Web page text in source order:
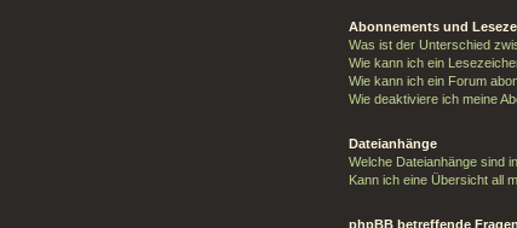
Abonnements und
Was ist der Unterschied
Wie kann ich ein
Wie kann ich ein Forum
Wie deaktiviere ich meine
Dateianhänge
Welche Dateianhänge sind
Kann ich eine Übersicht all
phpBB betreffende Fragen